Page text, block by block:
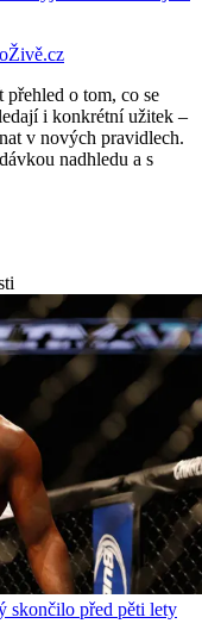
o tom, co se
i konkrétní užitek –
v nových pravidlech.
nadhledu a s
skončilo před pěti lety